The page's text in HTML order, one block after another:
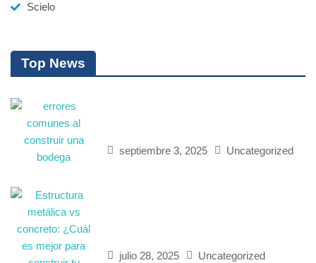
Scielo
Top News
septiembre 3, 2025 Uncategorized
julio 28, 2025 Uncategorized